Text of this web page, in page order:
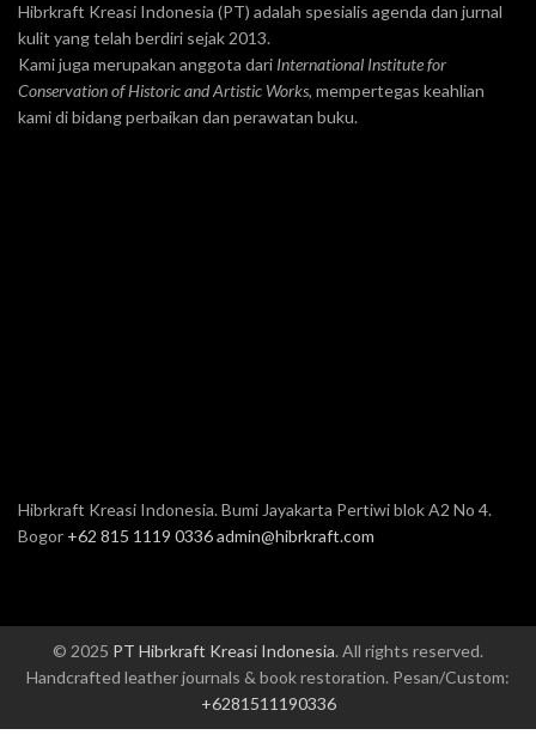
Hibrkraft Kreasi Indonesia (PT) adalah spesialis agenda dan jurnal
kulit yang telah berdiri sejak 2013.
Kami juga merupakan anggota dari International Institute for
Conservation of Historic and Artistic Works, mempertegas keahlian
kami di bidang perbaikan dan perawatan buku.
Hibrkraft Kreasi Indonesia. Bumi Jayakarta Pertiwi blok A2 No 4.
Bogor +62 815 1119 0336admin@hibrkraft.com
© 2025 PT Hibrkraft Kreasi Indonesia. All rights reserved.
Handcrafted leather journals & book restoration. Pesan/Custom:
+6281511190336